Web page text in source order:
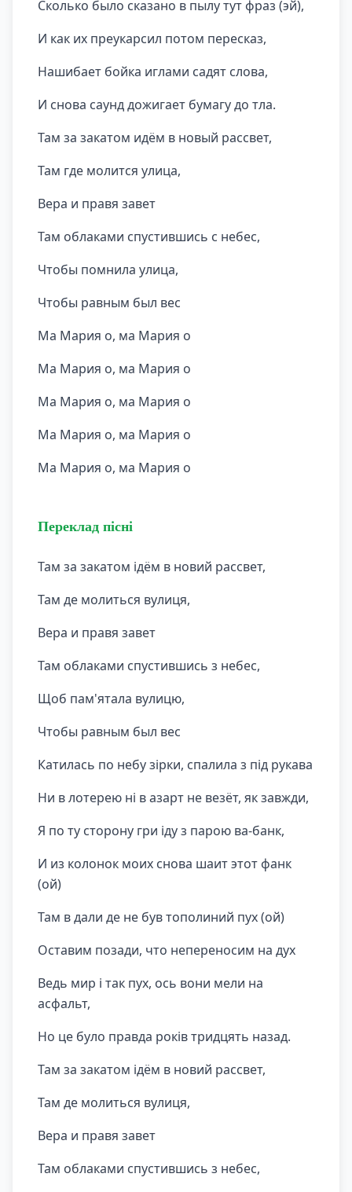
Сколько было сказано в пылу тут фраз (эй),
И как их преукарсил потом пересказ,
Нашибает бойка иглами садят слова,
И снова саунд дожигает бумагу до тла.
Там за закатом идём в новый рассвет,
Там где молится улица,
Вера и правя завет
Там облаками спустившись с небес,
Чтобы помнила улица,
Чтобы равным был вес
Ма Мария о, ма Мария о
Ма Мария о, ма Мария о
Ма Мария о, ма Мария о
Ма Мария о, ма Мария о
Ма Мария о, ма Мария о
Переклад пісні
Там за закатом ідём в новий рассвет,
Там де молиться вулиця,
Вера и правя завет
Там облаками спустившись з небес,
Щоб пам'ятала вулицю,
Чтобы равным был вес
Катилась по небу зірки, спалила з під рукава
Ни в лотерею ні в азарт не везёт, як завжди,
Я по ту сторону гри іду з парою ва-банк,
И из колонок моих снова шаит этот фанк
(ой)
Там в дали де не був тополиний пух (ой)
Оставим позади, что непереносим на дух
Ведь мир і так пух, ось вони мели на
асфальт,
Но це було правда років тридцять назад.
Там за закатом ідём в новий рассвет,
Там де молиться вулиця,
Вера и правя завет
Там облаками спустившись з небес,